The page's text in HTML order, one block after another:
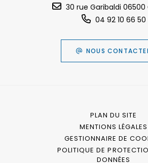
30 rue Garibaldi 06500
04 92 10 66 50
NOUS
PLAN DU SITE
MENTIONS LÉGALES
GESTIONNAIRE DE
POLITIQUE DE
DONNÉES